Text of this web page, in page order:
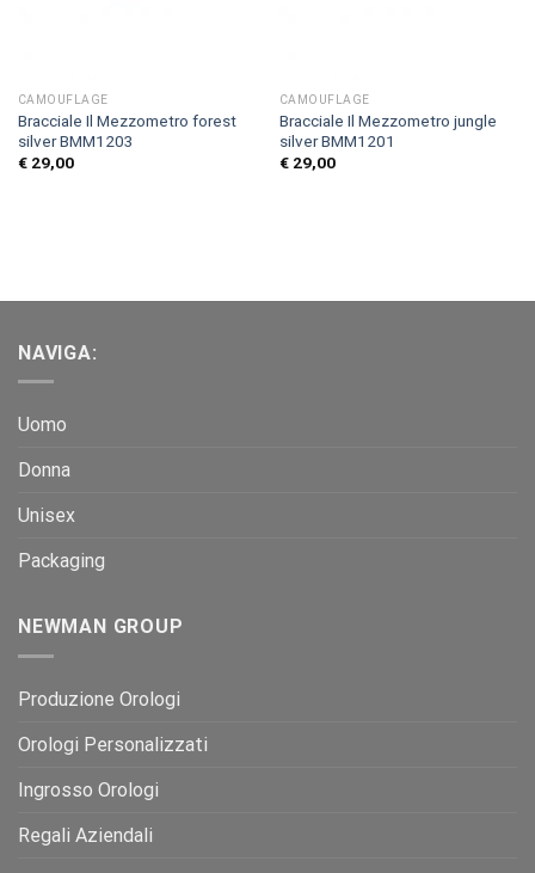
CAMOUFLAGE
Bracciale Il Mezzometro forest
silver BMM1203
€29,00
CAMOUFLAGE
Bracciale Il Mezzometro jungle
silver BMM1201
€29,00
NAVIGA:
Uomo
Donna
Unisex
Packaging
NEWMAN GROUP
Produzione Orologi
Orologi Personalizzati
Ingrosso Orologi
Regali Aziendali